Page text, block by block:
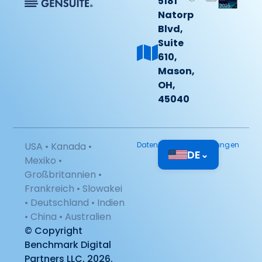
Natorp
Blvd,
Suite
610,
Mason,
OH,
45040
USA • Kanada •
Mexiko •
Großbritannien •
Frankreich • Slowakei
• Deutschland • Indien
• China • Australien
© Copyright
Benchmark Digital
Partners LLC, 2026.
Datenschutzbestimmungen
DE⌄